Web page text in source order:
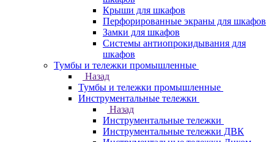
Крыши для шкафов
Перфорированные экраны для шкафов
Замки для шкафов
Системы антиопрокидывания для
шкафов
Тумбы и тележки промышленные
Назад
Тумбы и тележки промышленные
Инструментальные тележки
Назад
Инструментальные тележки
Инструментальные тележки ДВК